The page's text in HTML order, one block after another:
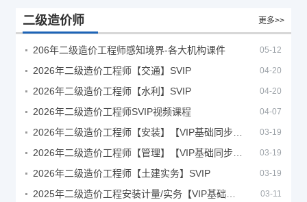
二级造价师 更多>>
206年二级造价工程师感知境界-各大机构课件 05-12
2026年二级造价工程师【交通】SVIP 04-20
2026年二级造价工程师【水利】SVIP 04-20
2026年二级造价工程师SVIP视频课程 04-07
03-19
03-19
2026年二级造价工程师【土建实务】SVIP 03-19
03-11